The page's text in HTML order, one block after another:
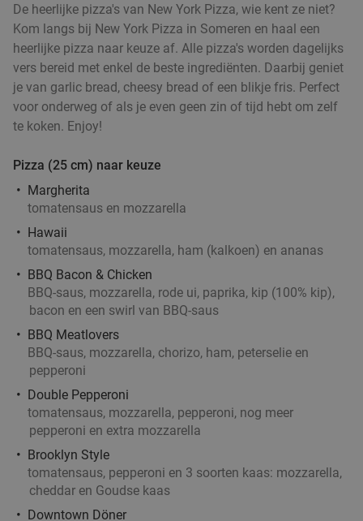
€11
36%
3-gangendiner met loaded schnitzel naar
keuze bij Hof van Brabant
Vandaag
Hof van Brabant
Eindhoven
Verkocht: 129
36%
2-gangen keuzelunch bij Lunchroom ´t Hof to
Go
Morgen
Lunchroom 't Hof to Go
Eindhoven
Verkocht: 121 Regulier €20
De heerlijke pizza's van New York Pizza, wie kent ze niet?
Kom langs bij New York Pizza in Someren en haal een
heerlijke pizza naar keuze af. Alle pizza's worden dagelijks
vers bereid met enkel de beste ingrediënten. Daarbij geniet
je van garlic bread, cheesy bread of een blikje fris. Perfect
voor onderweg of als je even geen zin of tijd hebt om zelf
te koken. Enjoy!
Pizza (25 cm) naar keuze
Margherita
tomatensaus en mozzarella
Hawaii
tomatensaus, mozzarella, ham (kalkoen) en ananas
BBQ Bacon & Chicken
BBQ-saus, mozzarella, rode ui, paprika, kip (100% kip),
bacon en een swirl van BBQ-saus
BBQ Meatlovers
BBQ-saus, mozzarella, chorizo, ham, peterselie en
pepperoni
Double Pepperoni
tomatensaus, mozzarella, pepperoni, nog meer
pepperoni en extra mozzarella
Brooklyn Style
tomatensaus, pepperoni en 3 soorten kaas: mozzarella,
cheddar en Goudse kaas
Downtown Döner